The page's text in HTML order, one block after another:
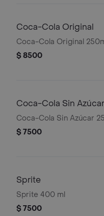
Coca-Cola Original
Coca-Cola Original
$ 8500
Coca-Cola Sin Azúcar
Coca-Cola Sin Azúcar
$ 7500
Sprite
Sprite 400 ml
$ 7500